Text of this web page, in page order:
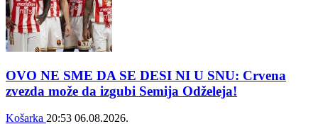
OVO NE SME DA SE DESI NI U SNU: Crvena
zvezda može da izgubi Semija Odželeja!
Košarka 20:53 06.08.2026.